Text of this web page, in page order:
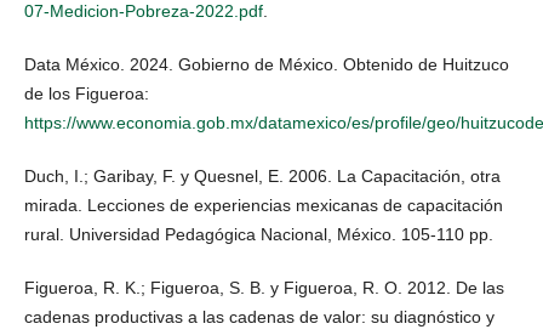
07-Medicion-Pobreza-2022.pdf
Data México. 2024. Gobierno de México. Obtenido de Huitzuco
de los Figueroa:
https://www.economia.gob.mx/datamexico/es/profile/geo/
Duch, I.; Garibay, F. y Quesnel, E. 2006. La Capacitación, otra
mirada. Lecciones de experiencias mexicanas de capacitación
rural. Universidad Pedagógica Nacional, México. 105-110 pp.
Figueroa, R. K.; Figueroa, S. B. y Figueroa, R. O. 2012. De las
cadenas productivas a las cadenas de valor: su diagnóstico y